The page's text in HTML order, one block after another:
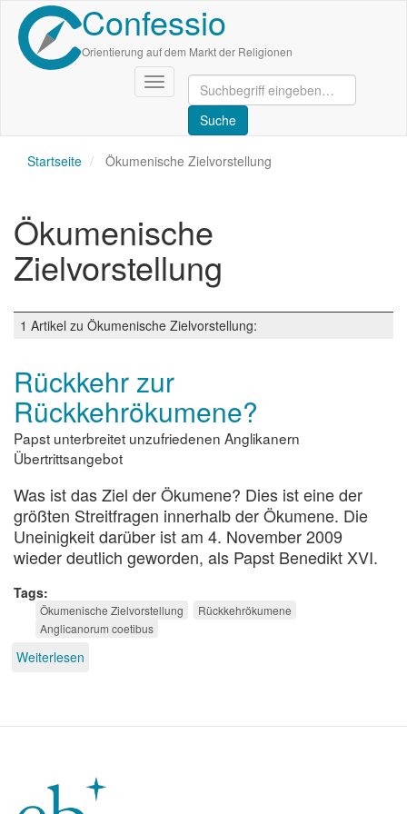
Direkt
zum
Inhalt
Confessio
Orientierung auf dem Markt der Religionen
Navigation
aktivieren/deaktivieren
Startseite Ökumenische Zielvorstellung
Ökumenische
Zielvorstellung
1 Artikel zu Ökumenische Zielvorstellung:
Rückkehr zur
Rückkehrökumene?
Papst unterbreitet unzufriedenen Anglikanern
Übertrittsangebot
Was ist das Ziel der Ökumene? Dies ist eine der
größten Streitfragen innerhalb der Ökumene. Die
Uneinigkeit darüber ist am 4. November 2009
wieder deutlich geworden, als Papst Benedikt XVI.
Tags
Ökumenische Zielvorstellung
Rückkehrökumene
Anglicanorum coetibus
Weiterlesen